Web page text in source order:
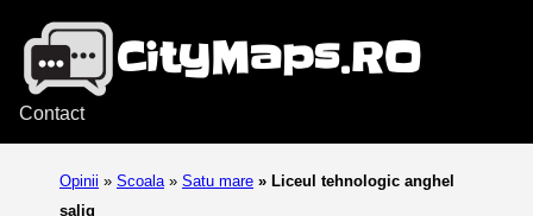
Contact
Opinii » Scoala » Satu mare » Liceul tehnologic anghel
salig